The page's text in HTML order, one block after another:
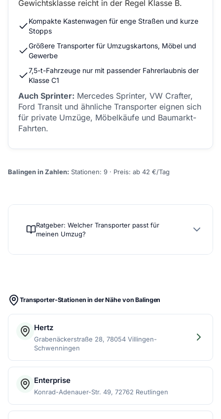
Gewichtsklasse reicht in der Regel Klasse B.
Kompakte Kastenwagen für enge Straßen und kurze
Stopps
Größere Transporter für Umzugskartons, Möbel und
Gewerbe
7,5-t-Fahrzeuge nur mit passender Fahrerlaubnis der
Klasse C1
Auch Sprinter: Mercedes Sprinter, VW Crafter,
Ford Transit und ähnliche Transporter eignen sich
für private Umzüge, Möbelkäufe und Baumarkt-
Fahrten.
Balingen in Zahlen: Stationen: 9 · Preis: ab 42 €/Tag
Ratgeber: Welcher Transporter passt für
meinen Umzug?
Transporter-Stationen in der Nähe von Balingen
Hertz
Grabenäckerstraße 28, 78054 Villingen-
Schwenningen
Enterprise
Konrad-Adenauer-Str. 49, 72762 Reutlingen